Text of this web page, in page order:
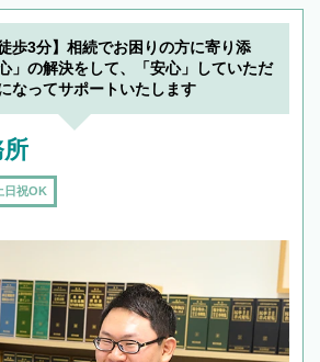
す。また、相続は感情がからむ分野なの
ーリングも重要です。実際に電話や面談
の弁護士と会話をしてウマが合う方に依
るのがおすすめです。
歩3分】相続でお困りの方に寄り添
」の解決をして、「安心」していただ
なってサポートいたします
日祝OK